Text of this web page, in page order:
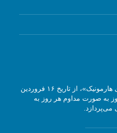
مجله آنلاین موسیقی «گفتگوی هارمونیک»، از تاریخ ۱۶ فروردین
امروز به صورت مداوم هر روز به
می‌پردازد.